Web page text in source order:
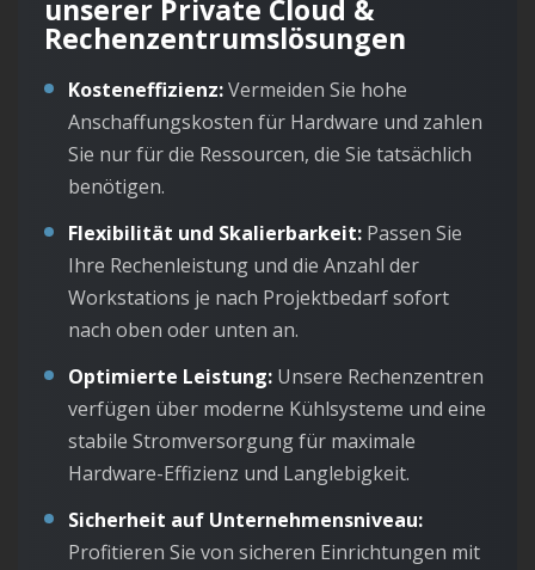
unserer Private Cloud &
Rechenzentrumslösungen
Kosteneffizienz:Vermeiden Sie hohe
Anschaffungskosten für Hardware und zahlen
Sie nur für die Ressourcen, die Sie tatsächlich
benötigen.
Flexibilität und Skalierbarkeit: Passen Sie
Ihre Rechenleistung und die Anzahl der
Workstations je nach Projektbedarf sofort
nach oben oder unten an.
Optimierte Leistung: Unsere Rechenzentren
verfügen über moderne Kühlsysteme und eine
stabile Stromversorgung für maximale
Hardware-Effizienz und Langlebigkeit.
Sicherheit auf Unternehmensniveau:
Profitieren Sie von sicheren Einrichtungen mit